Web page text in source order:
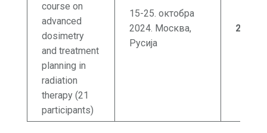
course on
advanced
dosimetry
and treatment
planning in
radiation
therapy (21
participants)
15-25. октобра
2024. Москва,
Русија
29.07